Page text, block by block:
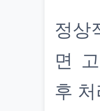
정상
면
후